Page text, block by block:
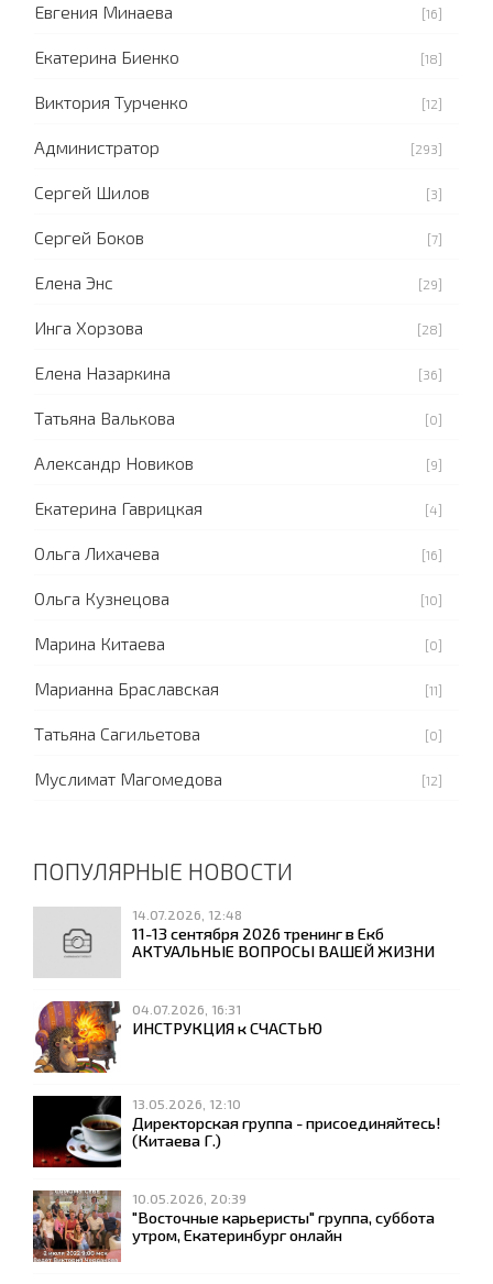
Евгения Минаева [16]
Екатерина Биенко [18]
Виктория Турченко [12]
Администратор [293]
Сергей Шилов [3]
Сергей Боков [7]
Елена Энс [29]
Инга Хорзова [28]
Елена Назаркина [36]
Татьяна Валькова [0]
Александр Новиков [9]
Екатерина Гаврицкая [4]
Ольга Лихачева [16]
Ольга Кузнецова [10]
Марина Китаева [0]
Марианна Браславская [11]
Татьяна Сагильетова [0]
Муслимат Магомедова [12]
ПОПУЛЯРНЫЕ НОВОСТИ
14.07.2026, 12:48
11-13 сентября 2026 тренинг в Екб
АКТУАЛЬНЫЕ ВОПРОСЫ ВАШЕЙ ЖИЗНИ
04.07.2026, 16:31
ИНСТРУКЦИЯ к СЧАСТЬЮ
13.05.2026, 12:10
Директорская группа - присоединяйтесь!
(Китаева Г.)
10.05.2026, 20:39
"Восточные карьеристы" группа, суббота
утром, Екатеринбург онлайн